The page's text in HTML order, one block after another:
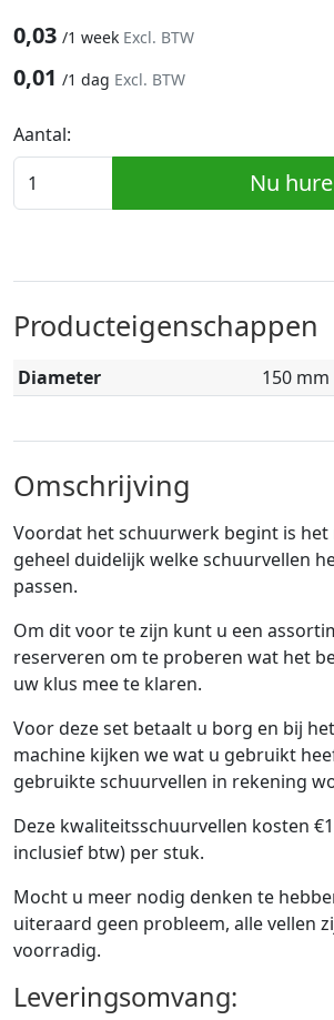
0,01 /1 dag Excl. BTW
0,03 /1 week Excl. BTW
Aantal:
Nu
Producteigenschappen
Diameter 150 mm
Omschrijving
Voordat het schuurwerk begint is het
geheel duidelijk welke schuurvellen
passen.
Om dit voor te zijn kunt u een
reserveren om te proberen wat het
uw klus mee te klaren.
Voor deze set betaalt u borg en bij
machine kijken we wat u gebruikt
gebruikte schuurvellen in rekening
Deze kwaliteitsschuurvellen kosten
inclusief btw) per stuk.
Mocht u meer nodig denken te
uiteraard geen probleem, alle vellen
voorradig.
Leveringsomvang: